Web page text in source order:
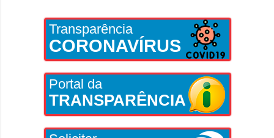
Transparência
CORONAVÍRUS
Portal da
TRANSPARÊNCIA